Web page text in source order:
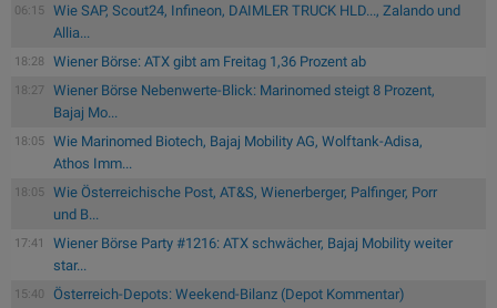
06:15
Wie SAP, Scout24, Infineon, DAIMLER TRUCK HLD..., Zalando und
Allia...
18:28 Wiener Börse: ATX gibt am Freitag 1,36 Prozent ab
18:27
Wiener Börse Nebenwerte-Blick: Marinomed steigt 8 Prozent,
Bajaj Mo...
18:05
Wie Marinomed Biotech, Bajaj Mobility AG, Wolftank-Adisa,
Athos Imm...
18:05
Wie Österreichische Post, AT&S, Wienerberger, Palfinger, Porr
und B...
17:41
Wiener Börse Party #1216: ATX schwächer, Bajaj Mobility weiter
star...
15:40 Österreich-Depots: Weekend-Bilanz (Depot Kommentar)